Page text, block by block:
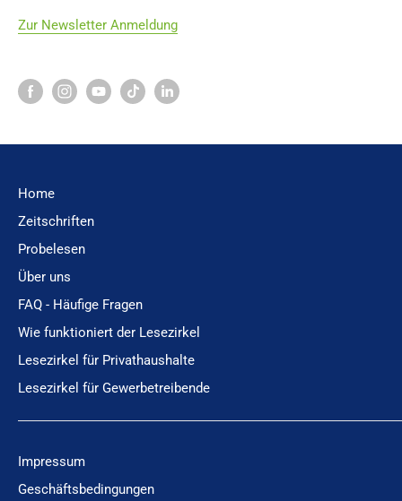
Zur Newsletter Anmeldung
Home
Zeitschriften
Probelesen
Über uns
FAQ - Häufige Fragen
Wie funktioniert der Lesezirkel
Lesezirkel für Privathaushalte
Lesezirkel für Gewerbetreibende
Impressum
Geschäftsbedingungen